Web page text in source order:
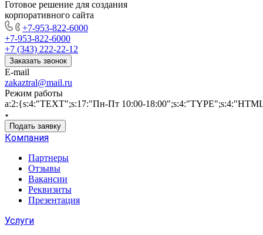
Готовое решение для создания
корпоративного сайта
+7-953-822-6000
+7-953-822-6000
+7 (343) 222-22-12
Заказать звонок
E-mail
zakaztral@mail.ru
Режим работы
a:2:{s:4:"TEXT";s:17:"Пн-Пт 10:00-
Подать заявку
Компания
Партнеры
Отзывы
Вакансии
Реквизиты
Презентация
Услуги